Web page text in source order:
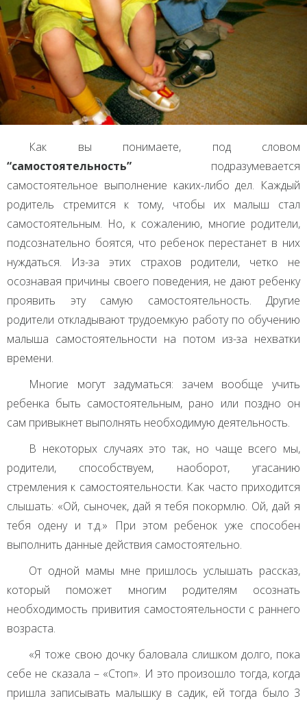
Как вы понимаете, под словом
“самостоятельность” подразумевается
самостоятельное выполнение каких-либо дел. Каждый
родитель стремится к тому, чтобы их малыш стал
самостоятельным. Но, к сожалению, многие родители,
подсознательно боятся, что ребенок перестанет в них
нуждаться. Из-за этих страхов родители, четко не
осознавая причины своего поведения, не дают ребенку
проявить эту самую самостоятельность. Другие
родители откладывают трудоемкую работу по обучению
малыша самостоятельности на потом из-за нехватки
времени.
Многие могут задуматься: зачем вообще учить
ребенка быть самостоятельным, рано или поздно он
сам привыкнет выполнять необходимую деятельность.
В некоторых случаях это так, но чаще всего мы,
родители, способствуем, наоборот, угасанию
стремления к самостоятельности. Как часто приходится
слышать: «Ой, сыночек, дай я тебя покормлю. Ой, дай я
тебя одену и т.д.» При этом ребенок уже способен
выполнить данные действия самостоятельно.
От одной мамы мне пришлось услышать рассказ,
который поможет многим родителям осознать
необходимость привития самостоятельности с раннего
возраста.
«Я тоже свою дочку баловала слишком долго, пока
себе не сказала – «Стоп». И это произошло тогда, когда
пришла записывать малышку в садик, ей тогда было 3